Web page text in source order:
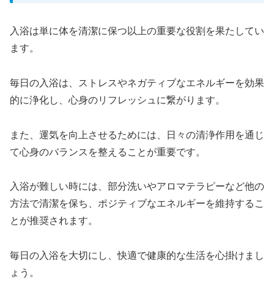
入浴は単に体を清潔に保つ以上の重要な役割を果たしてい
ます。
毎日の入浴は、ストレスやネガティブなエネルギーを効果
的に浄化し、心身のリフレッシュに繋がります。
また、運気を向上させるためには、日々の清浄作用を通じ
て心身のバランスを整えることが重要です。
入浴が難しい時には、部分洗いやアロマテラピーなど他の
方法で清潔を保ち、ポジティブなエネルギーを維持するこ
とが推奨されます。
毎日の入浴を大切にし、快適で健康的な生活を心掛けまし
ょう。